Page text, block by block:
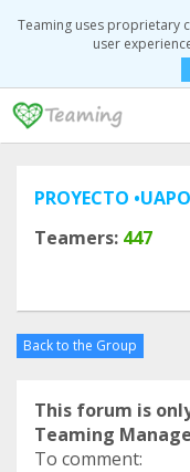
Teaming uses proprietary
user
PROYECTO
Teamers: 447
Back to the Group
This forum is
Teaming
To comment: